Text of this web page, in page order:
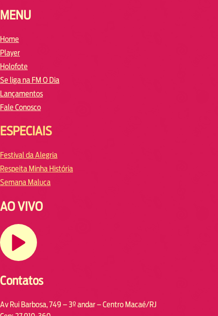
MENU
Home
Player
Holofote
Se liga na FM O Dia
Lançamentos
Fale Conosco
ESPECIAIS
Festival da Alegria
Respeita Minha História
Semana Maluca
AO VIVO
Contatos
Av Rui Barbosa, 749 – 3º andar – Centro Macaé/RJ